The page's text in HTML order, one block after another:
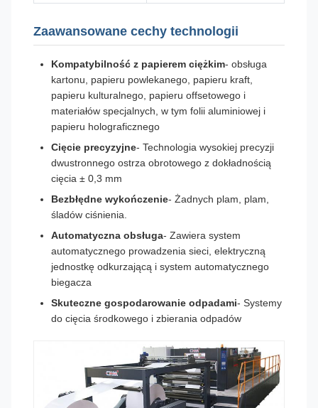
Zaawansowane cechy technologii
Kompatybilność z papierem ciężkim- obsługa
kartonu, papieru powlekanego, papieru kraft,
papieru kulturalnego, papieru offsetowego i
materiałów specjalnych, w tym folii aluminiowej i
papieru holograficznego
Cięcie precyzyjne- Technologia wysokiej precyzji
dwustronnego ostrza obrotowego z dokładnością
cięcia ± 0,3 mm
Bezbłędne wykończenie- Żadnych plam, plam,
śladów ciśnienia.
Automatyczna obsługa- Zawiera system
automatycznego prowadzenia sieci, elektryczną
jednostkę odkurzającą i system automatycznego
biegacza
Skuteczne gospodarowanie odpadami- Systemy
do cięcia środkowego i zbierania odpadów